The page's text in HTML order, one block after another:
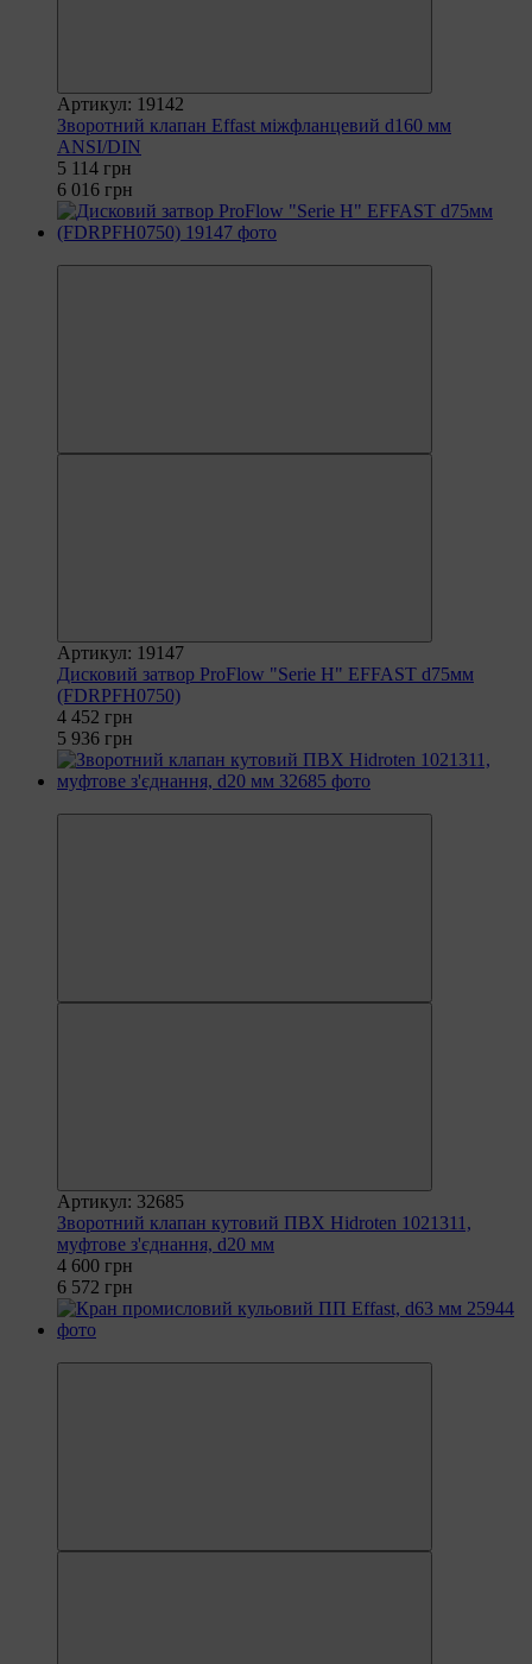
Артикул: 19142
Зворотний клапан Effast міжфланцевий d160 мм
ANSI/DIN
5 114 грн
6 016 грн
Артикул: 19147
Дисковий затвор ProFlow "Serie H" EFFAST d75мм
(FDRPFH0750)
4 452 грн
5 936 грн
Артикул: 32685
Зворотний клапан кутовий ПВХ Hidroten 1021311,
муфтове з'єднання, d20 мм
4 600 грн
6 572 грн